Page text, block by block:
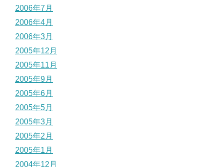
2006年7月
2006年4月
2006年3月
2005年12月
2005年11月
2005年9月
2005年6月
2005年5月
2005年3月
2005年2月
2005年1月
2004年12月